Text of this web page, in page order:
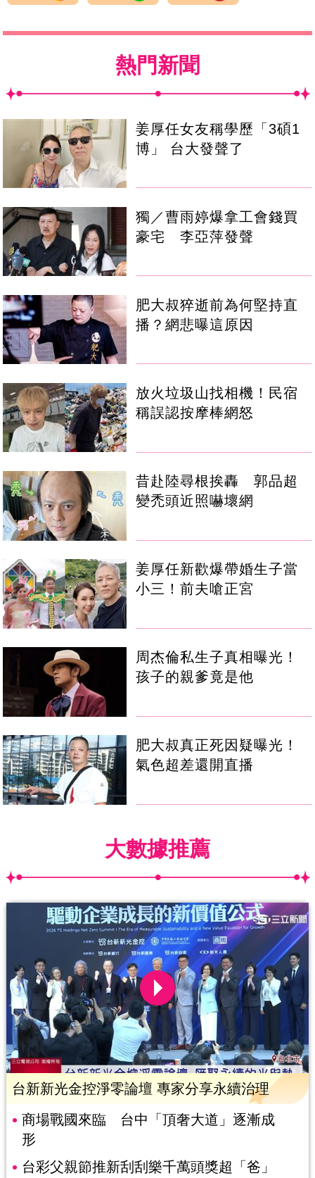
熱門新聞
姜厚任女友稱學歷「3碩1
博」 台大發聲了
獨／曹雨婷爆拿工會錢買
豪宅 李亞萍發聲
肥大叔猝逝前為何堅持直
播？網悲曝這原因
放火垃圾山找相機！民宿
稱誤認按摩棒網怒
昔赴陸尋根挨轟 郭品超
變禿頭近照嚇壞網
姜厚任新歡爆帶婚生子當
小三！前夫嗆正宮
周杰倫私生子真相曝光！
孩子的親爹竟是他
肥大叔真正死因疑曝光！
氣色超差還開直播
大數據推薦
台新新光金控淨零論壇 專家分享永續治理
商場戰國來臨 台中「頂奢大道」逐漸成
形
台彩父親節推新刮刮樂千萬頭獎超「爸」